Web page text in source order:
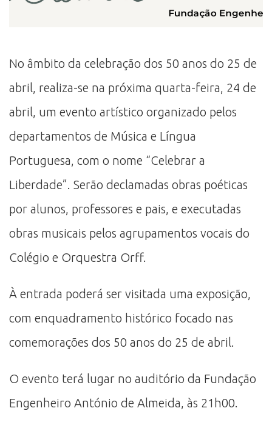
No âmbito da celebração dos 50 anos do 25 de
abril, realiza-se na próxima quarta-feira, 24 de
abril, um evento artístico organizado pelos
departamentos de Música e Língua
Portuguesa, com o nome “Celebrar a
Liberdade”. Serão declamadas obras poéticas
por alunos, professores e pais, e executadas
obras musicais pelos agrupamentos vocais do
Colégio e Orquestra Orff.
À entrada poderá ser visitada uma exposição,
com enquadramento histórico focado nas
comemorações dos 50 anos do 25 de abril.
O evento terá lugar no auditório da Fundação
Engenheiro António de Almeida, às 21h00.